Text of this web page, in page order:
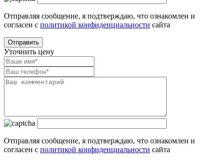
Отправляя сообщение, я подтверждаю, что ознакомлен и
согласен с политикой конфиденциальности сайта
Уточнить цену
Отправляя сообщение, я подтверждаю, что ознакомлен и
согласен с политикой конфиденциальности сайта